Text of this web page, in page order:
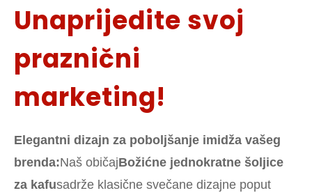
Unaprijedite svoj
praznični
marketing!
Elegantni dizajn za poboljšanje imidža vašeg
brenda:Naš običajBožićne jednokratne šoljice
za kafusadrže klasične svečane dizajne poput